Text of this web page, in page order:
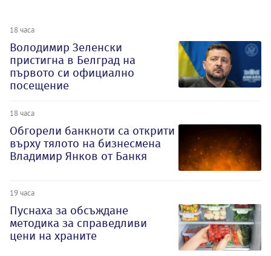
18 часа
Володимир Зеленски
пристигна в Белград на
първото си официално
посещение
18 часа
Обгорели банкноти са открити
върху тялото на бизнесмена
Владимир Янков от Банкя
19 часа
Пуснаха за обсъждане
методика за справедливи
цени на храните